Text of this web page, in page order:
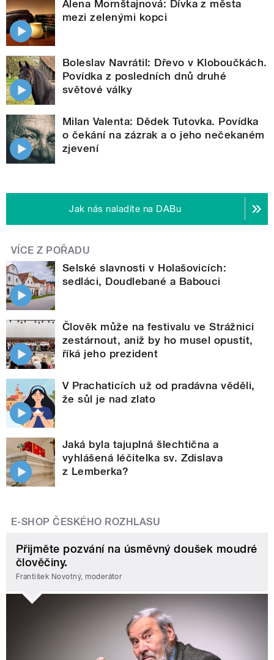
Alena Mornštajnová: Dívka z města
mezi zelenými kopci
Boleslav Navrátil: Dřevo v Kloboučkách.
Povídka z posledních dnů druhé
světové války
Milan Valenta: Dědek Tutovka. Povídka
o čekání na zázrak a o jeho nečekaném
zjevení
Jak nás naladíte na DABu
VÍCE Z POŘADU
Selské slavnosti v Holašovicích:
sedláci, Doudlebané a Babouci
Člověk může na festivalu ve Strážnici
zestárnout, aniž by ho musel opustit,
říká jeho prezident
V Prachaticích už od pradávna věděli,
že sůl je nad zlato
Jaká byla tajuplná šlechtična a
vyhlášená léčitelka sv. Zdislava
z Lemberka?
E-SHOP ČESKÉHO ROZHLASU
Přijměte pozvání na úsměvný doušek moudré
člověčiny.
František Novotný, moderátor